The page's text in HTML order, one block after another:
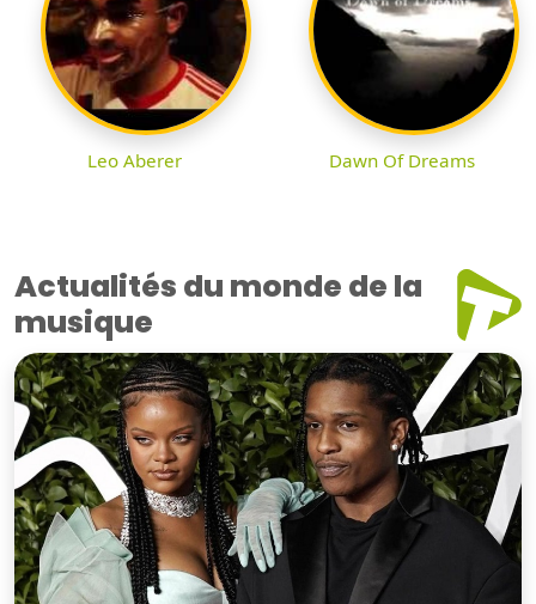
Leo Aberer Dawn Of Dreams
Actualités du monde de la
musique